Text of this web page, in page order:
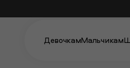
ДевочкамМальчикам